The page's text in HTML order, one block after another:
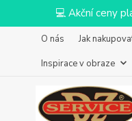
💻 Akční ceny
O nás Jak
Inspirace v obraze